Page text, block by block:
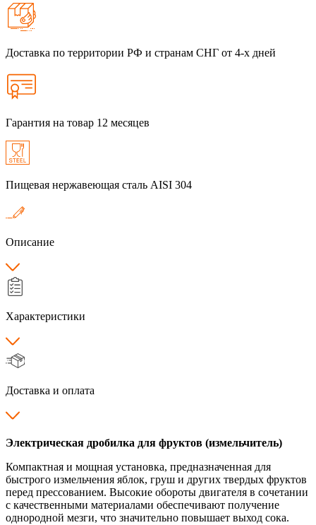
Доставка по территории РФ и странам СНГ от 4-х дней
Гарантия на товар 12 месяцев
Пищевая нержавеющая сталь AISI 304
Описание
Характеристики
Доставка и оплата
Электрическая дробилка для фруктов (измельчитель)
Компактная и мощная установка, предназначенная для
быстрого измельчения яблок, груш и других твердых фруктов
перед прессованием. Высокие обороты двигателя в сочетании
с качественными материалами обеспечивают получение
однородной мезги, что значительно повышает выход сока.